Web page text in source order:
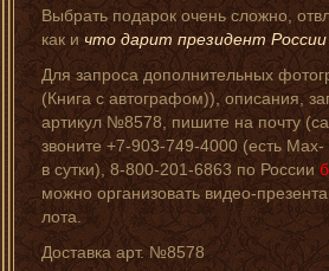
Выбрать подарок очень сложно,
как и что дарит президент России
Для запроса дополнительных
(Книга с автографом)), описания,
артикул №8578, пишите на почту
звоните +7-903-749-4000 (есть Мах-
в сутки), 8-800-201-6863 по России
можно организовать видео-
лота.
Доставка арт. №8578